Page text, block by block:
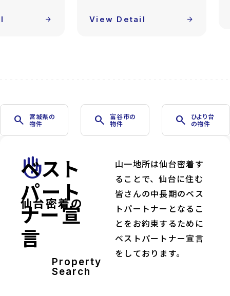
arrow_forward
search
宮城県の
物件
search
富谷市の
物件
search
ひより台
の物件
front_hand
仙台密着の
ベスト
パート
ナー宣
言
Property
Search
山一地所は仙台密着す
ることで、仙台に住む
皆さんの中長期のベス
トパートナーとなるこ
とをお約束するために
ベストパートナー宣言
をしております。